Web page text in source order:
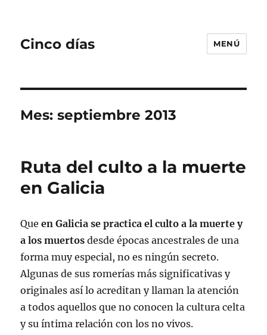
Cinco días MENÚ
Mes:septiembre 2013
Ruta del culto a la muerte
en Galicia
Que en Galicia se practica el culto a la muerte y
a los muertos desde épocas ancestrales de una
forma muy especial, no es ningún secreto.
Algunas de sus romerías más significativas y
originales así lo acreditan y llaman la atención
a todos aquellos que no conocen la cultura celta
y su íntima relación con los no vivos.